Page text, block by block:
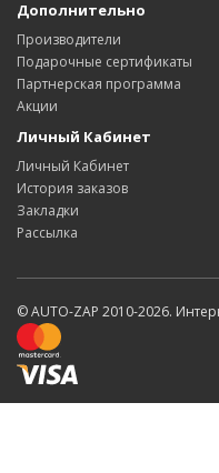
Дополнительно
Производители
Подарочные сертификаты
Партнерская программа
Акции
Личный Кабинет
Личный Кабинет
История заказов
Закладки
Рассылка
© AUTO-ZAP 2010-2026.